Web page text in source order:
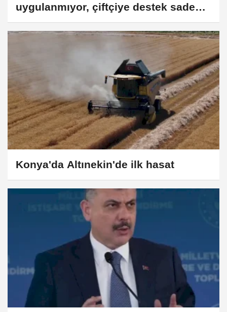
uygulanmıyor, çiftçiye destek sadece
yüzde 0,25"
Konya'da Altınekin'de ilk hasat